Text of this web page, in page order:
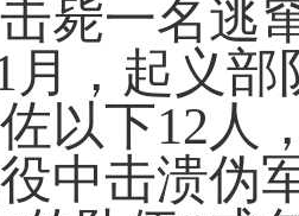
毙一名逃
月，起义
以下12 人
中击溃伪